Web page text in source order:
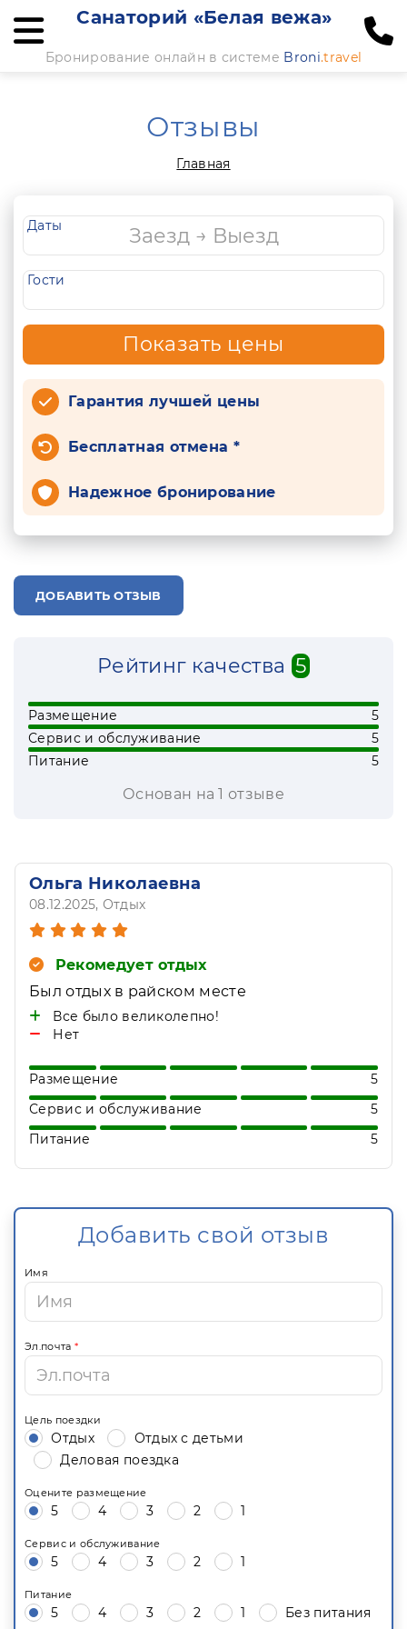
Санаторий «Белая вежа»
Бронирование онлайн в системе Broni.travel
Отзывы
Главная
Даты
Гости
Показать цены
Гарантия лучшей цены
Бесплатная отмена *
Надежное бронирование
ДОБАВИТЬ ОТЗЫВ
Рейтинг качества 5
Размещение
5
Сервис и обслуживание
5
Питание
5
Основан на 1 отзывe
Ольга Николаевна
08.12.2025, Отдых
Рекомедует отдых
Был отдых в райском месте
Все было великолепно!
Нет
Размещение
5
Сервис и обслуживание
5
Питание
5
Добавить свой отзыв
Имя
Эл.почта *
Цель поездки
Отдых
Отдых с детьми
Деловая поездка
Оцените размещение
5 4 3 2 1
Сервис и обслуживание
5 4 3 2 1
Питание
5 4 3 2 1 Без питания